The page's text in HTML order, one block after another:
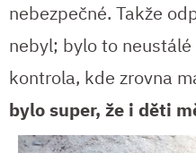
nebezpečné. Takže
nebyl; bylo to
kontrola, kde zrovna
bylo super, že i děti